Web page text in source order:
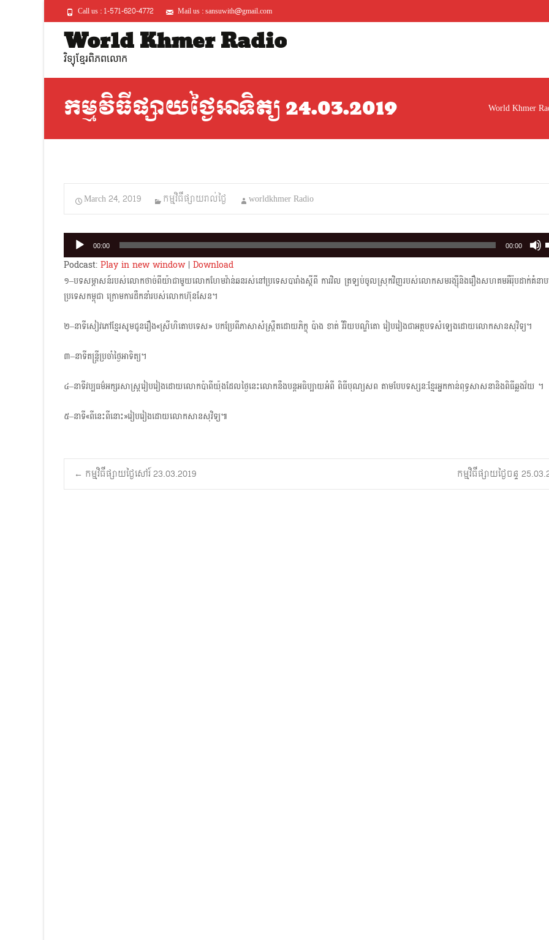
Call us : 1-571-620-4772 Mail us : sansuwith@gmail.com
World Khmer Radio
វិទ្យុខ្មែរពិភពលោក
កម្មវិធីផ្សាយថ្ងៃអាទិត្យ 24.03.2019 World Khmer
March 24, 2019 កម្មវិធីផ្សាយរាល់ថ្ងៃ worldkhmer Radio
Audio
Player
00:00 00:00
Podcast: Play in new window| Download
១–បទសម្ភាសន៍របស់លោកថាច់ពីយ៉ាជាមួយលោកហែមវ៉ាន់ឆនរស់នៅប្រទេសបារាំងស្តីពី ការវិល ត្រឡប់ចូលស្រុកវិញរបស់លោកសមរង្ស៊ីនិងរឿងសហគមអឺរ៉ុបដាក់គំនា
ប្រទេសកម្ពុជា ក្រោមការដឹកនាំរបស់លោកហ៊ុនសែន។
២–នាទីសៀវភៅខ្មែរសូមជូនរឿង«ស្រីហិតោបទេស» បកប្រែពីភាសាសំស្រ្កឹតដោយភិក្ខុ ប៉ាង ខាត់ វិរិយបណ្ឌិតោ រៀបរៀងជាអត្ថបទសំឡេងដោយលោកសានសុវិទ្យ។
៣–នាទីតន្ត្រីប្រចាំថ្ងៃអាទិត្យ។
៤–នាទីវប្បធម៌អក្សរសាស្ត្ររៀបរៀងដោយលោកប៉ាពីយ៉ុងដែលថ្ងៃនេះលោកនឹងបន្តអធិប្បាយអំពី ពិធីបុណ្យសព តាមបែបទស្សន:ខ្មែរអ្នកកាន់ពុទ្ធសាសនានិងពិធីឆ្លងវ័យ ។
៥–នាទី«ពីនេះពីនោះ»រៀបរៀងដោយលោកសានសុវិទ្យ៕
Post
← កម្មវិធីផ្សាយថ្ងៃសៅរ៍ 23.03.2019 កម្មវិធីផ្សាយថ្ងៃចន្ទ